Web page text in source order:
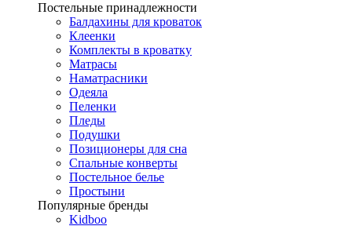
Постельные принадлежности
Балдахины для кроваток
Клеенки
Комплекты в кроватку
Матрасы
Наматрасники
Одеяла
Пеленки
Пледы
Подушки
Позиционеры для сна
Спальные конверты
Постельное белье
Простыни
Популярные бренды
Kidboo